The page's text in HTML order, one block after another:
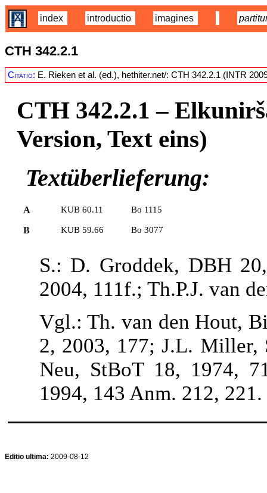
index introductio imagines
CTH 342.2.1
Citatio: E. Rieken et al. (ed.), hethiter.net/: CTH 342.2.1 (INTR
CTH 342.2.1–
Version, Text eins)
Textüberlieferung:
A KUB 60.11 Bo 1115
B KUB 59.66 Bo 3077
S.: D. Groddek, DBH
2004, 111f.; Th.P.J. van
Vgl.: Th. van den Hout,
2, 2003, 177; J.L. Miller,
Neu, StBoT 18, 1974,
1994, 143 Anm. 212, 221.
Editio ultima: 2009-08-12